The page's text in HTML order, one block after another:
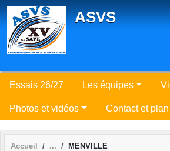
ASVS
Essais 26/27 Les équipes
Photos et vidéos Contact et plan
Accueil MENVILLE
Panneau de gestion des cookies